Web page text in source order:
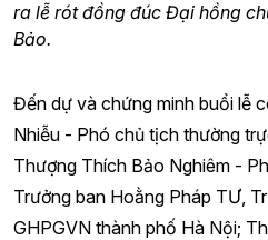
ra lễ rót đồng đúc Đại hồng
Bảo.
Đến dự và chứng minh buổi lễ
Nhiễu - Phó chủ tịch thường
Thượng Thích Bảo Nghiêm -
Trưởng ban Hoằng Pháp TƯ,
GHPGVN thành phố Hà Nội;